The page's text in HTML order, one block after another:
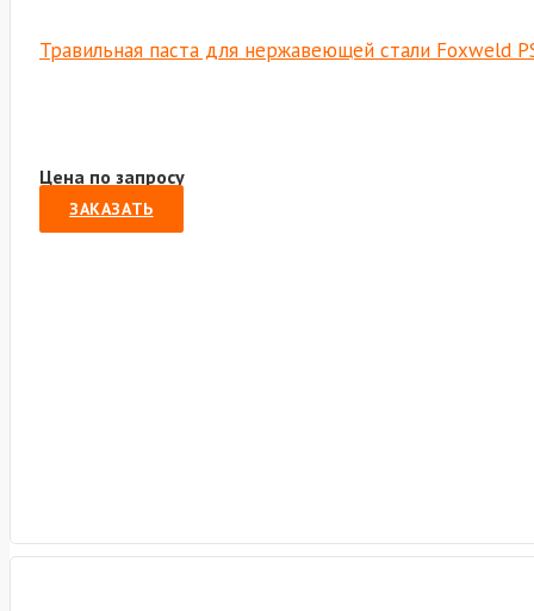
Травильная паста для нержавеющей стали Foxweld
Цена по запросу
ЗАКАЗАТЬ